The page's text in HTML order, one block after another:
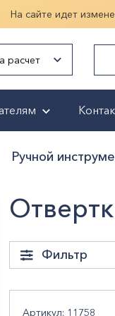
На сайте идет
расчет
и
Ручной
Фильтр
Длина, мм
Артикул: 11758